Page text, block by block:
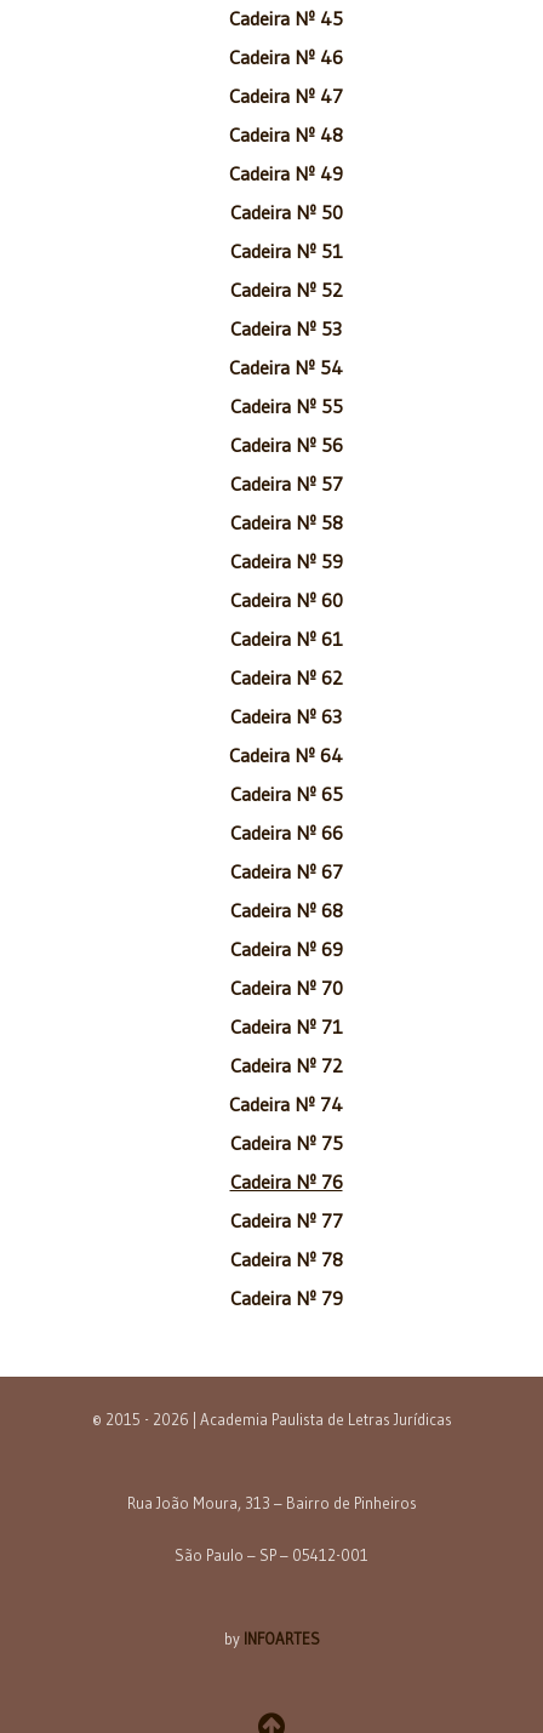
Cadeira Nº 45
Cadeira Nº 46
Cadeira Nº 47
Cadeira Nº 48
Cadeira Nº 49
Cadeira Nº 50
Cadeira Nº 51
Cadeira Nº 52
Cadeira Nº 53
Cadeira Nº 54
Cadeira Nº 55
Cadeira Nº 56
Cadeira Nº 57
Cadeira Nº 58
Cadeira Nº 59
Cadeira Nº 60
Cadeira Nº 61
Cadeira Nº 62
Cadeira Nº 63
Cadeira Nº 64
Cadeira Nº 65
Cadeira Nº 66
Cadeira Nº 67
Cadeira Nº 68
Cadeira Nº 69
Cadeira Nº 70
Cadeira Nº 71
Cadeira Nº 72
Cadeira Nº 74
Cadeira Nº 75
Cadeira Nº 76
Cadeira Nº 77
Cadeira Nº 78
Cadeira Nº 79
© 2015 - 2026 | Academia Paulista de Letras Jurídicas
Rua João Moura, 313 – Bairro de Pinheiros
São Paulo – SP – 05412-001
by INFOARTES